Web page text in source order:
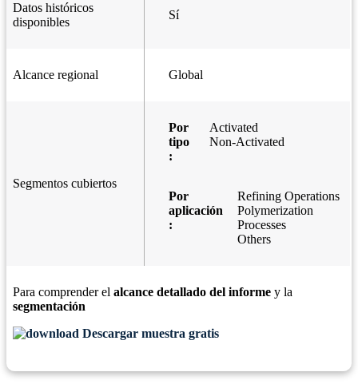
Datos históricos
disponibles
Sí
Alcance regional Global
Segmentos cubiertos
Por
tipo
:
Activated
Non-Activated
Por
aplicación
:
Refining Operations
Polymerization
Processes
Others
Para comprender el alcance detallado del informe y la
segmentación
Descargar muestra gratis